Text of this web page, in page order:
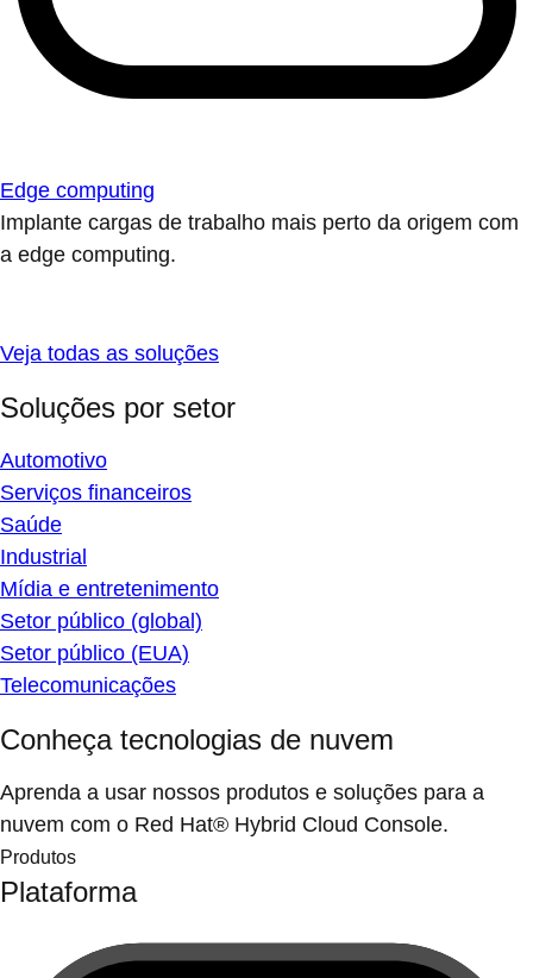
Edge computing
Implante cargas de trabalho mais perto da origem com
a edge computing.
Veja todas as soluções
Soluções por setor
Automotivo
Serviços financeiros
Saúde
Industrial
Mídia e entretenimento
Setor público (global)
Setor público (EUA)
Telecomunicações
Conheça tecnologias de nuvem
Aprenda a usar nossos produtos e soluções para a
nuvem com o Red Hat® Hybrid Cloud Console.
Produtos
Plataforma